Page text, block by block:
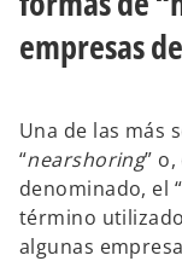
empresas
Una de las más
“nearshoring”
denominado, el “
término
algunas